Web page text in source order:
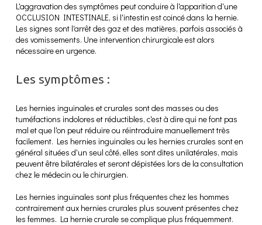
L'aggravation des symptômes peut conduire à l'apparition d'une
OCCLUSION INTESTINALE, si l'intestin est coincé dans la hernie.
Les signes sont l'arrêt des gaz et des matières, parfois associés à
des vomissements. Une intervention chirurgicale est alors
nécessaire en urgence.
Les symptômes :
Les hernies inguinales et crurales sont des masses ou des
tuméfactions indolores et réductibles, c'est à dire qui ne font pas
mal et que l'on peut réduire ou réintroduire manuellement très
facilement. Les hernies inguinales ou les hernies crurales sont en
général situées d'un seul côté, elles sont dites unilatérales, mais
peuvent être bilatérales et seront dépistées lors de la consultation
chez le médecin ou le chirurgien.
Les hernies inguinales sont plus fréquentes chez les hommes
contrairement aux hernies crurales plus souvent présentes chez
les femmes. La hernie crurale se complique plus fréquemment.